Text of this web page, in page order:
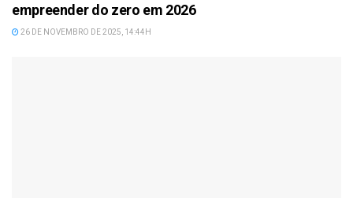
empreender do zero em 2026
26 DE NOVEMBRO DE 2025, 14:44H